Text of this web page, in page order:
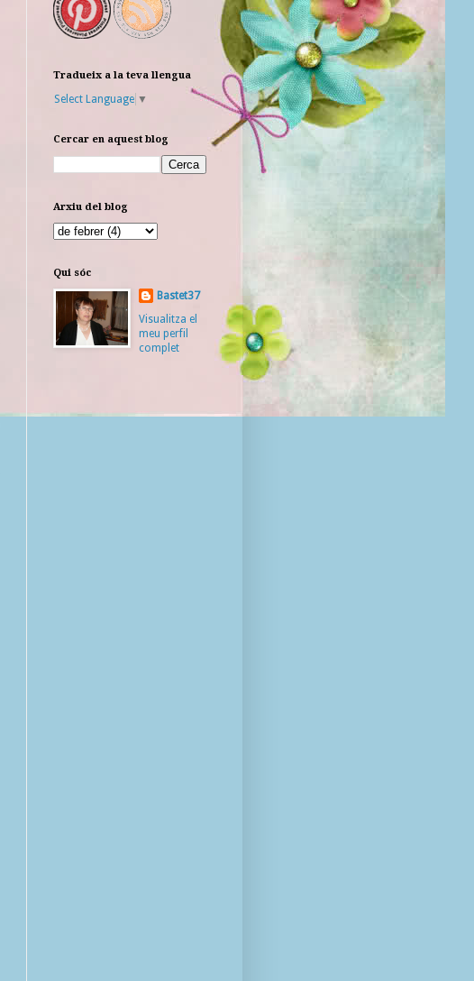
Tradueix a la teva llengua
Select Language ▼
Cercar en aquest blog
Arxiu del blog
Qui sóc
Bastet37
Visualitza el
meu perfil
complet